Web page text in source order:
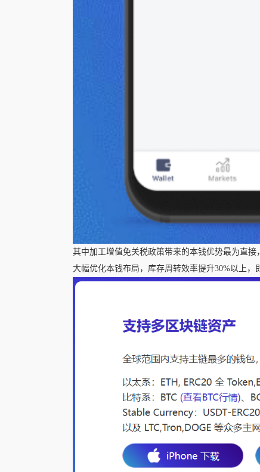
其中加工增值免关税政策带来的本钱优势最为直
大幅优化本钱布局，库存周转效率提升30%以上，